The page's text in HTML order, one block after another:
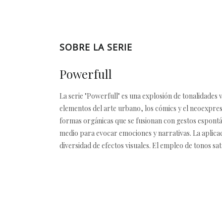
SOBRE LA SERIE
Powerfull
La serie "Powerfull" es una explosión de
elementos del arte urbano, los cómics y el
formas orgánicas que se fusionan con gestos
medio para evocar emociones y narrativas. La
diversidad de efectos visuales. El empleo de tonos